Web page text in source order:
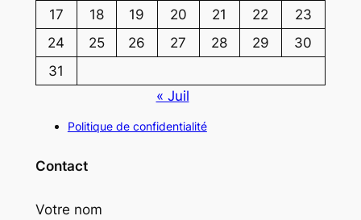
17
18 19 20 21 22
23
24
25 26 27 28 29
30
31
« Juil
Politique de confidentialité
Contact
Votre nom